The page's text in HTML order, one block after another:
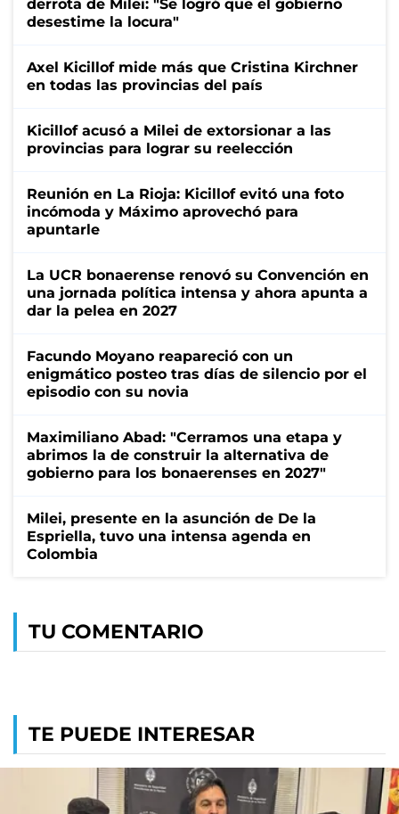
derrota de Milei: "Se logró que el gobierno
desestime la locura"
Axel Kicillof mide más que Cristina Kirchner
en todas las provincias del país
Kicillof acusó a Milei de extorsionar a las
provincias para lograr su reelección
Reunión en La Rioja: Kicillof evitó una foto
incómoda y Máximo aprovechó para
apuntarle
La UCR bonaerense renovó su Convención en
una jornada política intensa y ahora apunta a
dar la pelea en 2027
Facundo Moyano reapareció con un
enigmático posteo tras días de silencio por el
episodio con su novia
Maximiliano Abad: "Cerramos una etapa y
abrimos la de construir la alternativa de
gobierno para los bonaerenses en 2027"
Milei, presente en la asunción de De la
Espriella, tuvo una intensa agenda en
Colombia
TU COMENTARIO
TE PUEDE INTERESAR